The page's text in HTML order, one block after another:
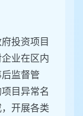
投资项目
业在区内
监督管
目异常名
开展各类